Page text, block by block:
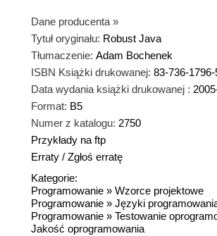
Dane producenta »
Tytuł oryginału: Robust Java
Tłumaczenie: Adam Bochenek
ISBN Książki drukowanej: 83-736-
Data wydania książki drukowanej :
Format: B5
Numer z katalogu: 2750
Przykłady na ftp
Erraty / Zgłoś erratę
Kategorie:
Programowanie » Wzorce projektowe
Programowanie » Języki
Programowanie » Testowanie
Jakość oprogramowania